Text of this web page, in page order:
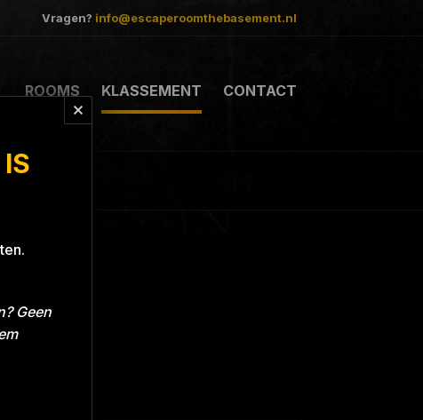
Geen
Vragen? info@escaperoomthebasement.nl
ROOMS KLASSEMENT CONTACT